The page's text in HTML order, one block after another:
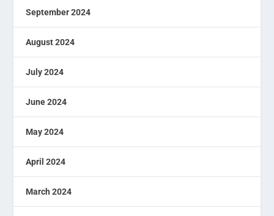
September 2024
August 2024
July 2024
June 2024
May 2024
April 2024
March 2024